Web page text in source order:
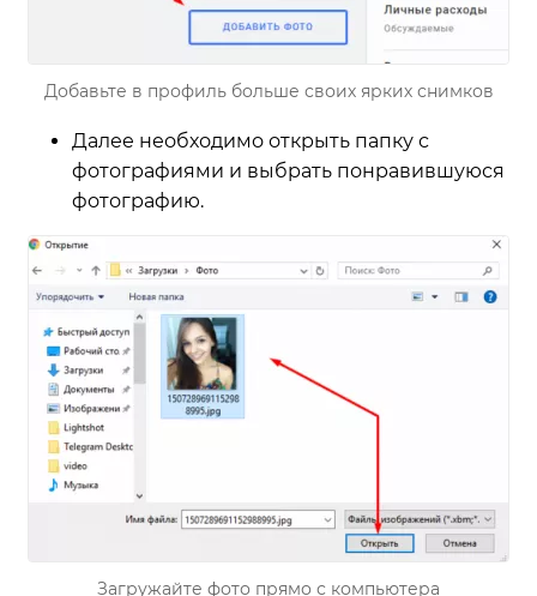
Добавьте в профиль больше своих ярких снимков
Далее необходимо открыть папку с
фотографиями и выбрать понравившуюся
фотографию.
Загружайте фото прямо с компьютера